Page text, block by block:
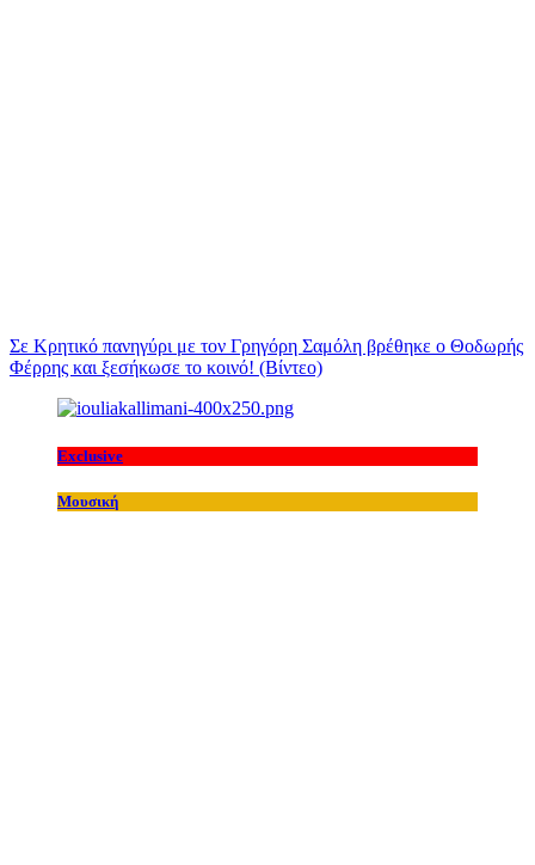
Σε Κρητικό πανηγύρι με τον Γρηγόρη Σαμόλη βρέθηκε ο Θοδωρής
Φέρρης και ξεσήκωσε το κοινό! (Βίντεο)
Exclusive
Μουσική